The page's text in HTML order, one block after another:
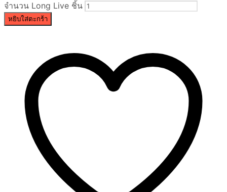
จำนวน Long Live ชิ้น
หยิบใส่ตะกร้า